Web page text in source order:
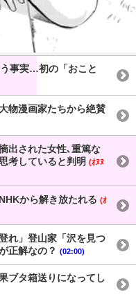
う事実…初の「おこと
物漫画家たちから絶賛
出された女性､重篤な
考していると判明 (ｵﾇﾇ
から解き放たれる (ｵ
れ」登山家「沢を見つ
正解なの？ (02:00)
ブタ箱送りになってし